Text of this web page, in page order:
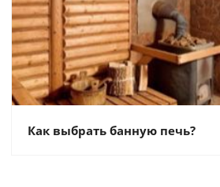
Как выбрать банную печь?